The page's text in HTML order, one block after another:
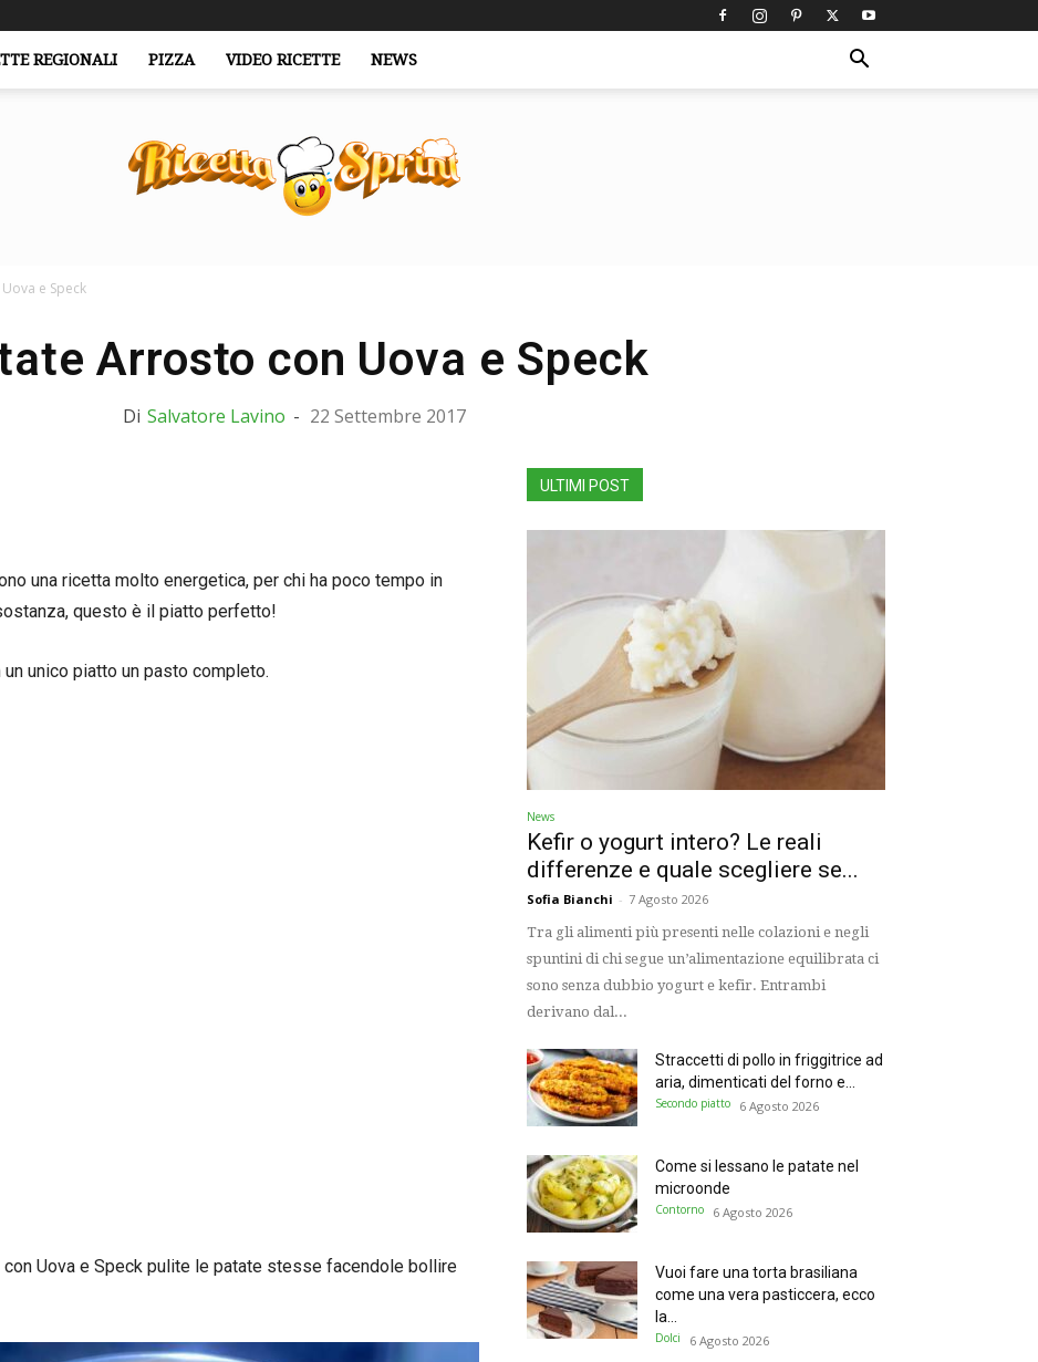
REGIONALI PIZZA VIDEO RICETTE NEWS
e Speck
Arrosto con Uova e Speck
Di Salvatore Lavino - 22 Settembre 2017
una ricetta molto energetica, per chi ha poco tempo in
questo è il piatto perfetto!
unico piatto un pasto completo.
Uova e Speck pulite le patate stesse facendole bollire
ULTIMI POST
News
Kefir o yogurt intero? Le reali
differenze e quale scegliere se...
Sofia Bianchi - 7 Agosto 2026
Tra gli alimenti più presenti nelle colazioni e negli
spuntini di chi segue un’alimentazione equilibrata ci
sono senza dubbio yogurt e kefir. Entrambi
derivano dal...
Straccetti di pollo in friggitrice ad
aria, dimenticati del forno e...
Secondo piatto 6 Agosto 2026
Come si lessano le patate nel
microonde
Contorno 6 Agosto 2026
Vuoi fare una torta brasiliana
come una vera pasticcera, ecco
la...
Dolci 6 Agosto 2026